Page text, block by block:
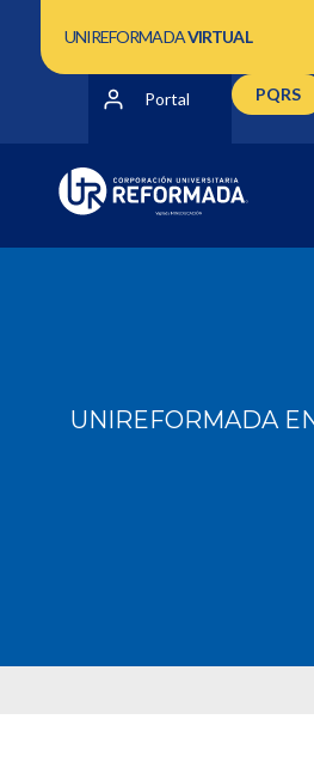
UNIREFORMADAVIRTUAL
Portal PQRS
UNIREFORMADA